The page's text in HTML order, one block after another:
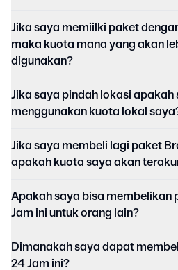
Jika saya memiilki paket
maka kuota mana yang akan
digunakan?
Jika saya pindah lokasi apakah
menggunakan kuota lokal
Jika saya membeli lagi paket
apakah kuota saya akan
Apakah saya bisa membelikan
Jam ini untuk orang lain?
Dimanakah saya dapat
24 Jam ini?